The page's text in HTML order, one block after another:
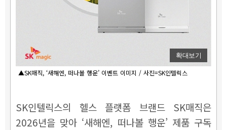
확대보기
▲SK매직, ‘새해엔, 떠나볼 행운’ 이벤트 이미지 / 사진=SK인텔릭스
SK인텔릭스의 헬스 플랫폼 브랜드 SK매직은
2026년을 맞아 ‘새해엔, 떠나볼 행운’ 제품 구독